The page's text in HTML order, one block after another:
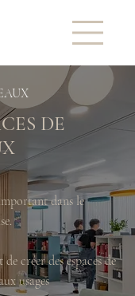
DE
dans le
créer des espaces de
usages